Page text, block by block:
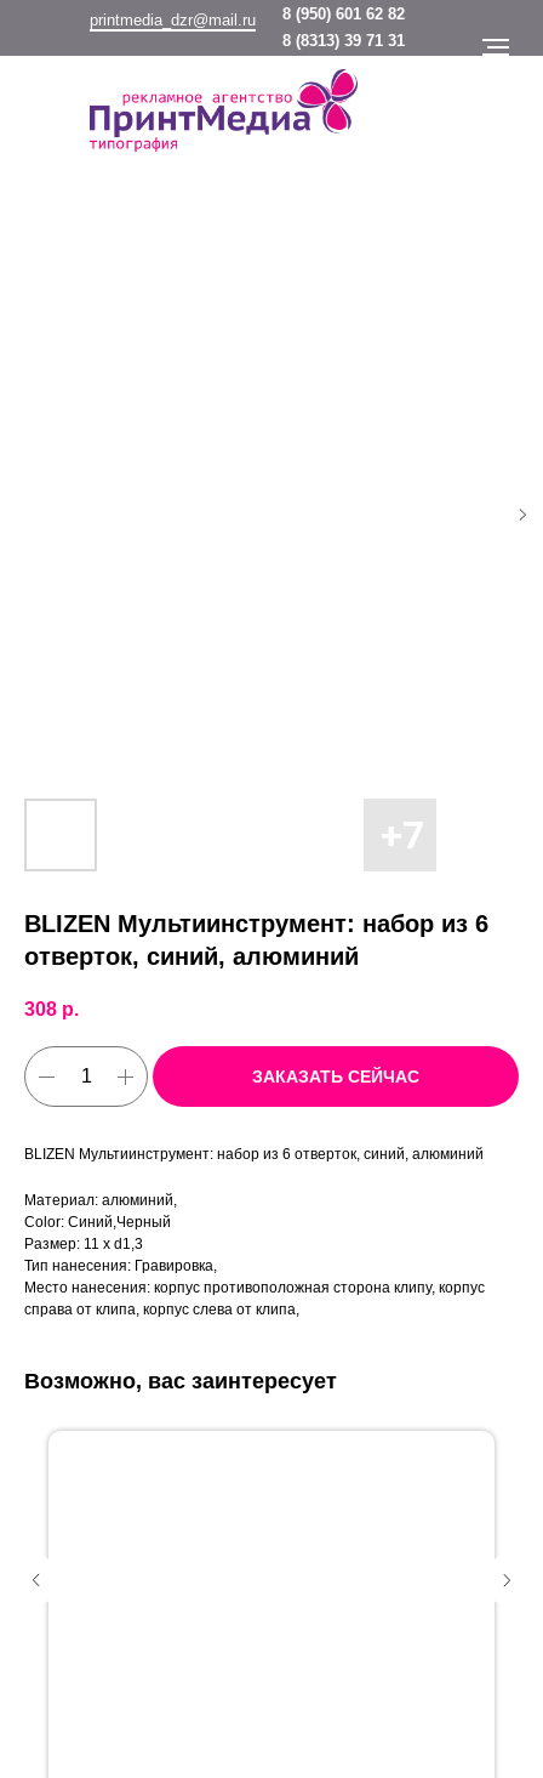
8 (950) 601 62 82
printmedia_dzr@mail.ru
8 (8313) 39 71 31
BLIZEN Мультиинструмент: набор из 6
отверток, синий, алюминий
308 р.
ЗАКАЗАТЬ СЕЙЧАС
BLIZEN Мультиинструмент: набор из 6 отверток, синий, алюминий
Материал: алюминий,
Color: Синий,Черный
Размер: 11 x d1,3
Тип нанесения: Гравировка,
Место нанесения: корпус противоположная сторона клипу, корпус
справа от клипа, корпус слева от клипа,
Возможно, вас заинтересует